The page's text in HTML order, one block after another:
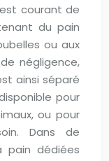
courant de
du pain
ou aux
négligence,
ainsi séparé
pour
ou pour
Dans de
pain dédiées